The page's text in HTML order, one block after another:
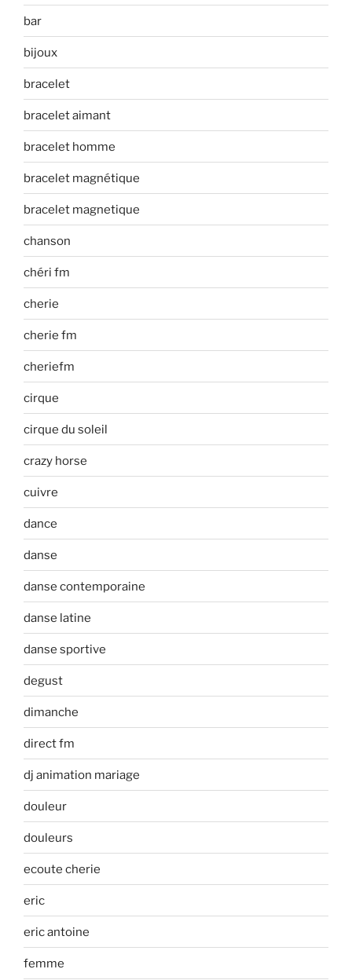
bar
bijoux
bracelet
bracelet aimant
bracelet homme
bracelet magnétique
bracelet magnetique
chanson
chéri fm
cherie
cherie fm
cheriefm
cirque
cirque du soleil
crazy horse
cuivre
dance
danse
danse contemporaine
danse latine
danse sportive
degust
dimanche
direct fm
dj animation mariage
douleur
douleurs
ecoute cherie
eric
eric antoine
femme